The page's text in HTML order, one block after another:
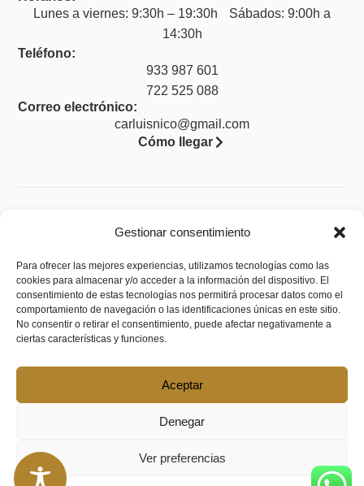
Gestionar consentimiento
Para ofrecer las mejores experiencias, utilizamos tecnologías como las
cookies para almacenar y/o acceder a la información del dispositivo. El
consentimiento de estas tecnologías nos permitirá procesar datos como el
comportamiento de navegación o las identificaciones únicas en este sitio.
No consentir o retirar el consentimiento, puede afectar negativamente a
ciertas características y funciones.
Aceptar
Denegar
Ver preferencias
Lunes a viernes: 9:30h – 19:30h Sábados: 9:00h a
14:30h
Teléfono:
933 987 601
722 525 088
Correo electrónico:
carluisnico@gmail.com
Cómo llegar
Política de privacidad
Política de cookies (UE)
Política de envíos y devoluciones